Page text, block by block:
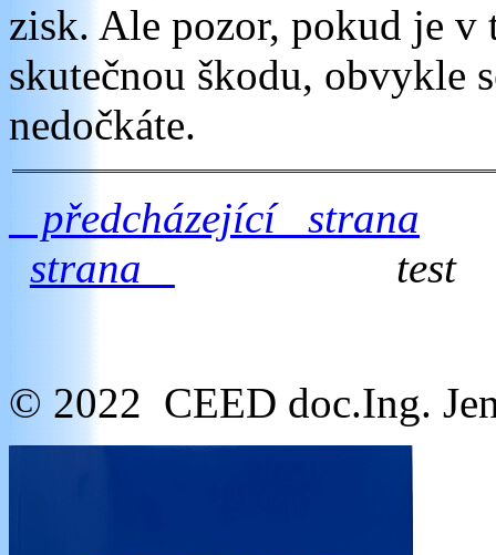
zisk. Ale pozor, pokud je v
skutečnou škodu, obvykle
nedočkáte.
předcházející strana
strana
test
© 2022 CEED doc.Ing.